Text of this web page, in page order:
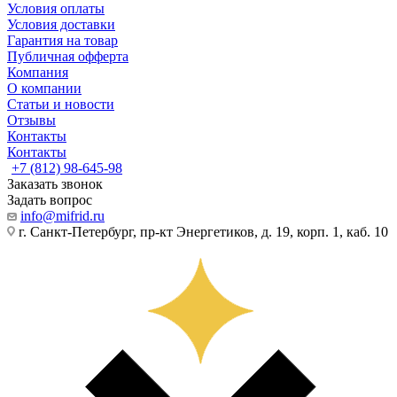
Условия оплаты
Условия доставки
Гарантия на товар
Публичная офферта
Компания
О компании
Статьи и новости
Отзывы
Контакты
Контакты
+7 (812) 98-645-98
Заказать звонок
Задать вопрос
info@mifrid.ru
г. Санкт-Петербург, пр-кт Энергетиков, д. 19, корп. 1, каб. 10